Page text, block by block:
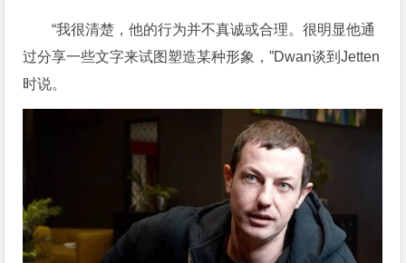
“我很清楚，他的行为并不真诚或合理。很明显他通
过分享一些文字来试图塑造某种形象，”Dwan谈到Jetten
时说。